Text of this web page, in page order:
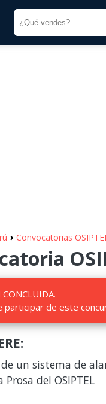
› Convocatorias
participar de este
un sistema de
Prosa del OSIPTEL